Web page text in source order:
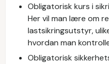
Obligatorisk kurs i
Her vil man lære om
lastsikringsutstyr,
hvordan man
Obligatorisk